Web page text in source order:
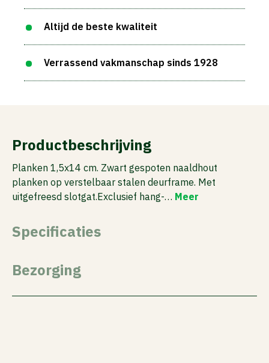
Altijd de beste kwaliteit
Verrassend vakmanschap sinds 1928
Productbeschrijving
Planken 1,5x14 cm. Zwart gespoten naaldhout
planken op verstelbaar stalen deurframe. Met
uitgefreesd slotgat.Exclusief hang-… Meer
Specificaties
Bezorging